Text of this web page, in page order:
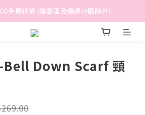
免費送貨 (離島區及偏遠地區除外)
免費送貨 (離島區及偏遠地區除外)
會員享有額外折扣及積分優惠
Bell Down Scarf 頸